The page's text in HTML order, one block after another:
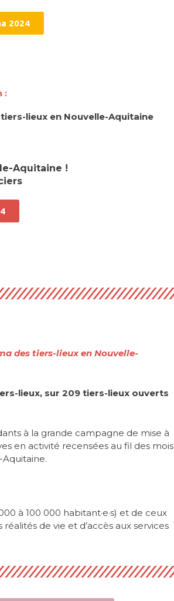
2024
:
lieux en Nouvelle-Aquitaine
Aquitaine !
des tiers-lieux en Nouvelle-
lieux, sur 209 tiers-lieux ouverts
à la grande campagne de mise à
en activité recensées au fil des mois
à 100 000 habitant·e·s) et de ceux
de vie et d’accès aux services